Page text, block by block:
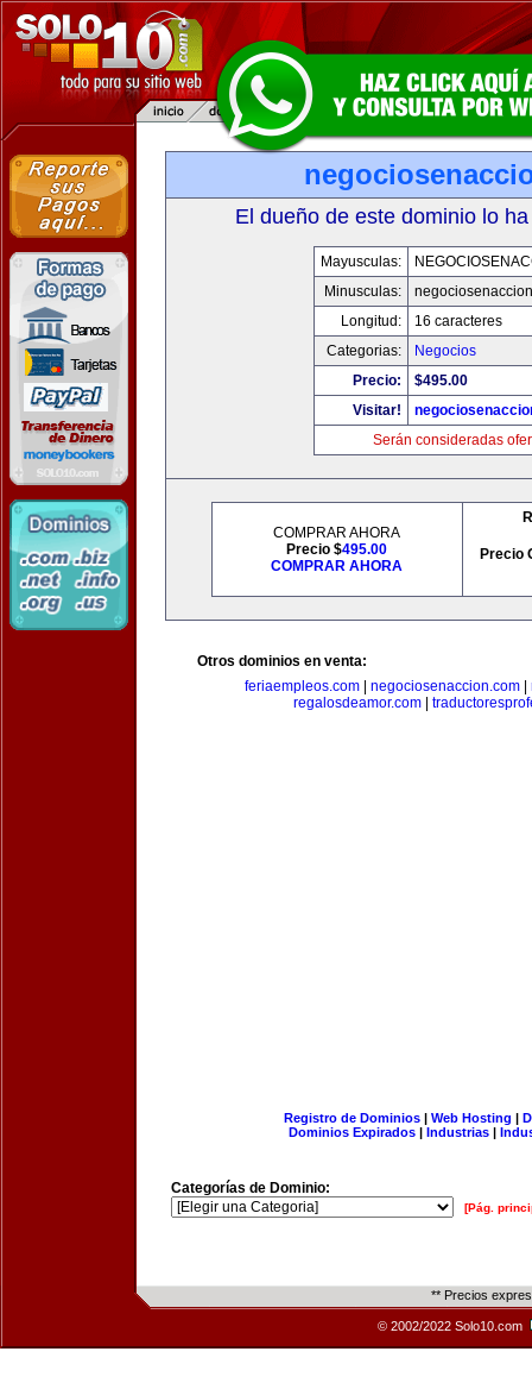
El dueño de este dominio lo
Mayusculas:
Minusculas:
Longitud:
16 caracteres
Categorias:
Negocios
Precio:
$495.00
Visitar!
Serán consideradas
COMPRAR AHORA
Precio $495.00
COMPRAR AHORA
Precio
Otros dominios en venta:
feriaempleos.com
negociosenaccion.com
regalosdeamor.com
Registro de Dominios| Web Hosting |
Dominios Expirados | Industrias |
Categorías de Dominio:
[Pág.
** Precios
© 2002/2022 Solo10.com